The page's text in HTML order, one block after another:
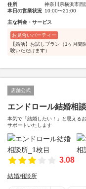
住所
神奈川県横浜市西
本日の営業状況 10:00〜21:00
主な料金・サービス
お見合いパーティー
【婚活】お試しプラン（1ヶ月
験いただけます）
店舗公式
エンドロール結婚相
本気で「結婚したい！」と思える
サポートいたします
3.08
結婚相談所